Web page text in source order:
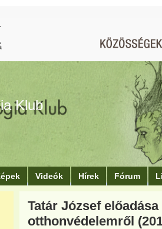
Klub
Videók Hírek Fórum
Tatár József előadása
otthonvédelemről